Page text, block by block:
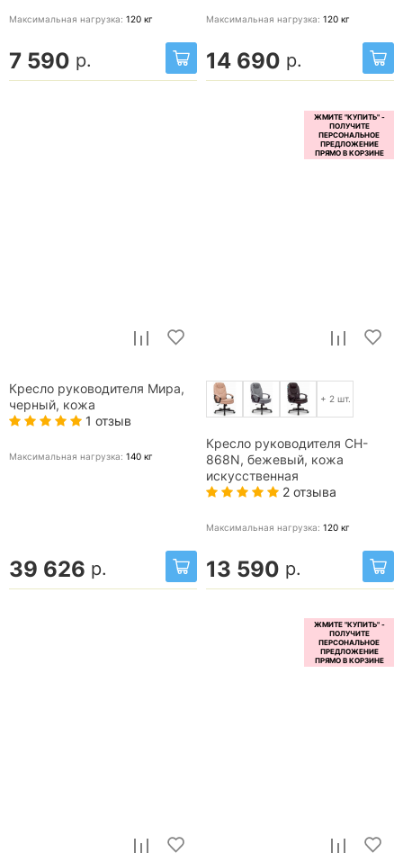
Максимальная нагрузка: 120 кг
7 590 р.
Максимальная нагрузка: 120 кг
14 690 р.
Кресло руководителя Мира,
черный, кожа
1 отзыв
Максимальная нагрузка: 140 кг
39 626 р.
+ 2 шт.
Кресло руководителя CH-
868N, бежевый, кожа
искусственная
2 отзыва
Максимальная нагрузка: 120 кг
13 590 р.